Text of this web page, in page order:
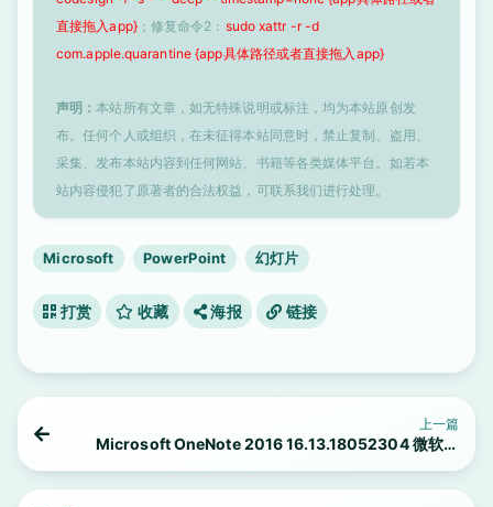
直接拖入app}；修复命令2： sudo xattr -r -d
com.apple.quarantine {app具体路径或者直接拖入app}
声明：本站所有文章，如无特殊说明或标注，均为本站原创发
布。任何个人或组织，在未征得本站同意时，禁止复制、盗用、
采集、发布本站内容到任何网站、书籍等各类媒体平台。如若本
站内容侵犯了原著者的合法权益，可联系我们进行处理。
Microsoft PowerPoint 幻灯片
打赏 收藏 海报 链接
上一篇
Microsoft OneNote 2016 16.13.18052304 微软出